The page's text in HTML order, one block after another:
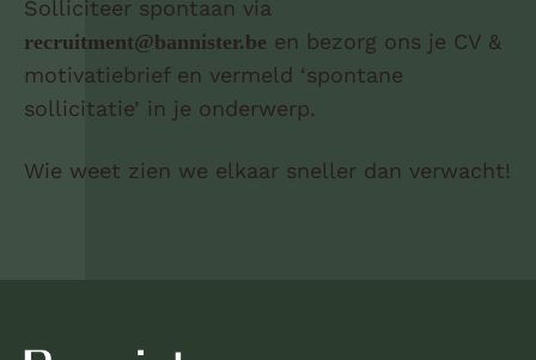
Solliciteer spontaan via
recruitment@bannister.be en bezorg ons je CV &
motivatiebrief en vermeld ‘spontane
sollicitatie’ in je onderwerp.
Wie weet zien we elkaar sneller dan verwacht!